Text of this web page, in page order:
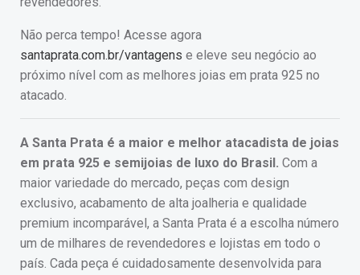
Não perca tempo! Acesse agora
santaprata.com.br/vantagens e eleve seu negócio ao
próximo nível com as melhores joias em prata 925 no
atacado.
A Santa Prata é a maior e melhor atacadista de joias
em prata 925 e semijoias de luxo do Brasil. Com a
maior variedade do mercado, peças com design
exclusivo, acabamento de alta joalheria e qualidade
premium incomparável, a Santa Prata é a escolha número
um de milhares de revendedores e lojistas em todo o
país. Cada peça é cuidadosamente desenvolvida para